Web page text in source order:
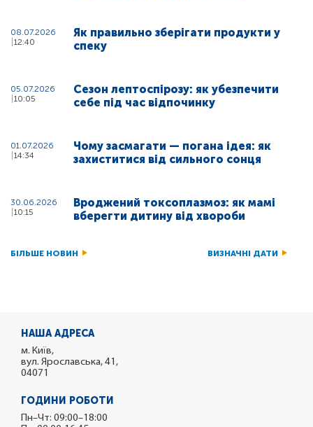
08.07.2026
12:40
Як правильно зберігати продукти у
спеку
05.07.2026
10:05
Сезон лептоспірозу: як убезпечити
себе під час відпочинку
01.07.2026
14:34
Чому засмагати — погана ідея: як
захиститися від сильного сонця
30.06.2026
10:15
Вроджений токсоплазмоз: як мамі
вберегти дитину від хвороби
БІЛЬШЕ НОВИН ВИЗНАЧНІ ДАТИ
НАША АДРЕСА
м. Київ,
вул. Ярославська, 41,
04071
ГОДИНИ РОБОТИ
Пн–Чт: 09:00–18:00